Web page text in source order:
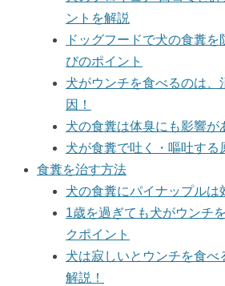
ントを解説
ドッグフードで犬の食糞
びのポイント
犬がウンチを食べるのは、
因！
犬の食糞は体臭にも影響が
犬が食糞で吐く・嘔吐する
食糞を治す方法
犬の食糞にパイナップルは
1歳を過ぎても犬がウンチ
クポイント
犬は寂しいとウンチを食べ
解説！